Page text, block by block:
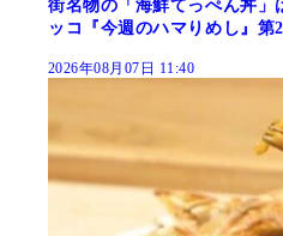
街名物の「海鮮てっぺん丼」
ッコ『今週のハマりめし』第
2026年08月07日 11:40